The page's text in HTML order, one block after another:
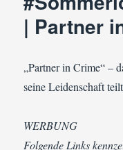
| Partner
„Partner in Crime“ –
seine Leidenschaft
WERBUNG
Folgende Links